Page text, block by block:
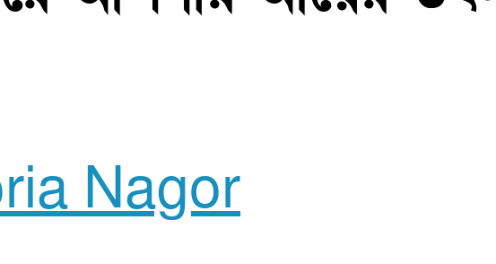
Nagor